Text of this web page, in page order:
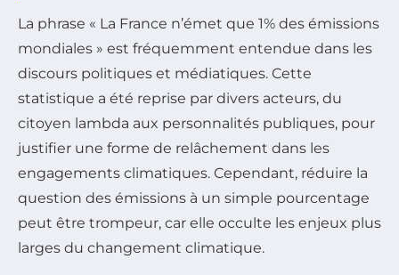
La phrase « La France n’émet que 1% des émissions
mondiales » est fréquemment entendue dans les
discours politiques et médiatiques. Cette
statistique a été reprise par divers acteurs, du
citoyen lambda aux personnalités publiques, pour
justifier une forme de relâchement dans les
engagements climatiques. Cependant, réduire la
question des émissions à un simple pourcentage
peut être trompeur, car elle occulte les enjeux plus
larges du changement climatique.